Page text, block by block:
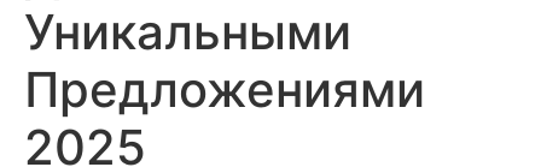
Уникальными
Предложениями
2025